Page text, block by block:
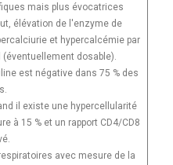
mais plus évocatrices
élévation de l'enzyme de
et hypercalcémie par
dosable).
est négative dans 75 % des
il existe une hypercellularité
à 15 % et un rapport CD4/CD8
avec mesure de la